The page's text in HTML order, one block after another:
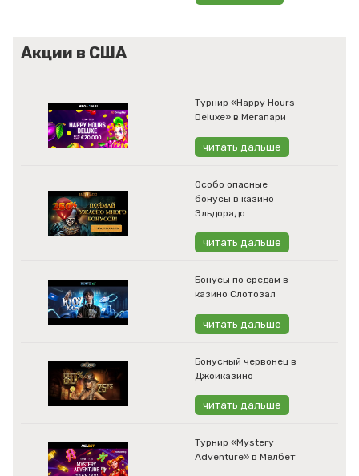
Акции в США
Турнир «Happy Hours
Deluxe» в Мегапари
читать дальше
Особо опасные
бонусы в казино
Эльдорадо
читать дальше
Бонусы по средам в
казино Слотозал
читать дальше
Бонусный червонец в
Джойказино
читать дальше
Турнир «Mystery
Adventure» в Мелбет